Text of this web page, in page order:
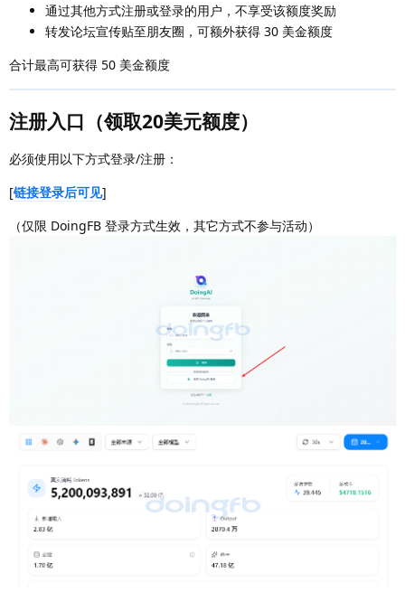
通过其他方式注册或登录的用户，不享受该额度奖励
转发论坛宣传贴至朋友圈，可额外获得 30 美金额度
合计最高可获得 50 美金额度
注册入口（领取20美元额度）
必须使用以下方式登录/注册：
[链接登录后可见]
（仅限 DoingFB 登录方式生效，其它方式不参与活动）